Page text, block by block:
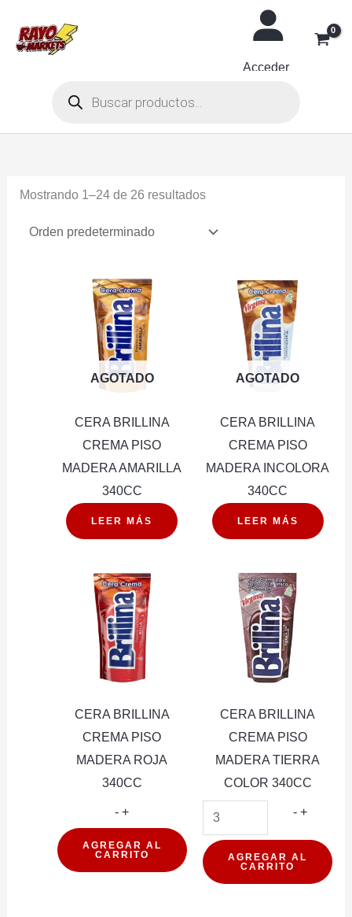
contenido
Acceder
productos
Mostrando 1–24 de 26 resultados
AGOTADO
CERA BRILLINA
CREMA PISO
MADERA AMARILLA
340CC
LEER MÁS
AGOTADO
CERA BRILLINA
CREMA PISO
MADERA INCOLORA
340CC
LEER MÁS
CERA BRILLINA
CREMA PISO
MADERA ROJA
340CC
- CERA
BRILLINA
CREMA
+
AGREGAR AL
CARRITO
CERA BRILLINA
CREMA PISO
MADERA TIERRA
COLOR 340CC
- CERA
CREMA
PISO
+
AGREGAR AL
CARRITO